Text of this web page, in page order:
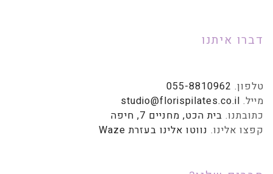
דברו איתנו
טלפון. 055-8810962
מייל. studio@florispilates.co.il
כתובתנו. בית הכט, מחניים 7, חיפה
קפצו אלינו. נווטו אלינו בעזרת Waze